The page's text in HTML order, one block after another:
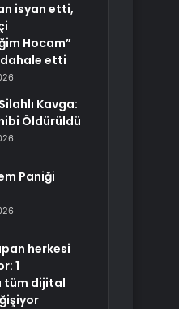
isyan etti,
Hocam”
etti
Kavga:
Öldürüldü
Paniği
herkesi
1
tüm dijital